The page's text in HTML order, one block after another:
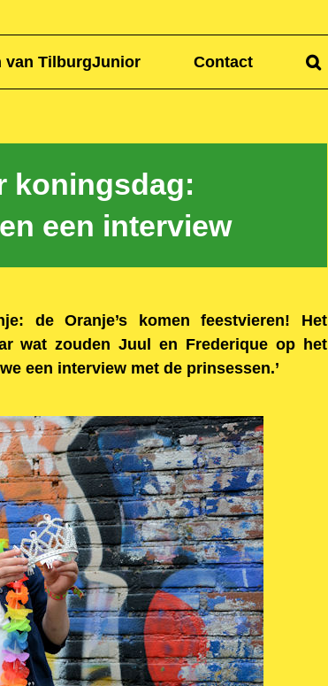
van TilburgJunior Contact
koningsdag:
een interview
de Oranje’s komen feestvieren! Het
wat zouden Juul en Frederique op het
een interview met de prinsessen.’